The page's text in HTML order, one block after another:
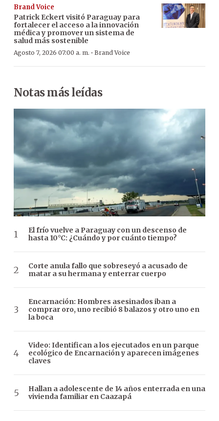
Brand Voice
Patrick Eckert visitó Paraguay para
fortalecer el acceso a la innovación
médica y promover un sistema de
salud más sostenible
Agosto 7, 2026 07:00 a. m. · Brand Voice
Notas más leídas
El frío vuelve a Paraguay con un descenso de
hasta 10°C: ¿Cuándo y por cuánto tiempo?
Corte anula fallo que sobreseyó a acusado de
matar a su hermana y enterrar cuerpo
Encarnación: Hombres asesinados iban a
comprar oro, uno recibió 8 balazos y otro uno en
la boca
Video: Identifican a los ejecutados en un parque
ecológico de Encarnación y aparecen imágenes
claves
Hallan a adolescente de 14 años enterrada en una
vivienda familiar en Caazapá